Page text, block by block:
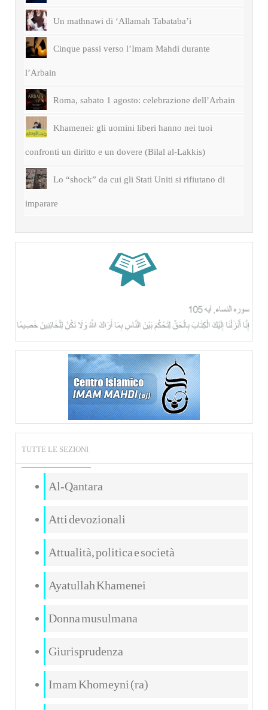
Un mathnawi di ‘Allamah Tabataba’i
Cinque passi verso l’Imam Mahdi durante
l’Arbain
Roma, sabato 1 agosto: celebrazione dell’Arbain
Khamenei: gli uomini liberi hanno nei tuoi
confronti un diritto e un dovere (Bilal al-Lakkis)
Lo “shock” da cui gli Stati Uniti si rifiutano di
imparare
TUTTE LE SEZIONI
Al-Qantara
Atti devozionali
Attualità, politica e società
Ayatullah Khamenei
Donna musulmana
Giurisprudenza
Imam Khomeyni (ra)